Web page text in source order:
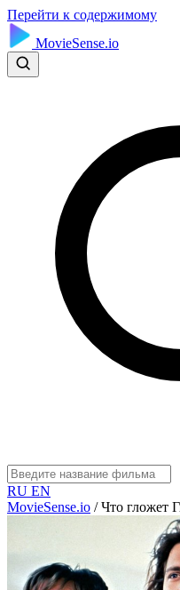
Перейти к содержимому
MovieSense.io
RU EN
MovieSense.io / Что гложет